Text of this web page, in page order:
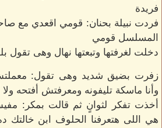
فريدة
فردت نبيلة بحنان: قومي اقعدي مع
المسلسل قومي
دخلت لغرفتها وتبعتها نهال وهى تقول
زفرت بضيق شديد وهى تقول:
وأنا ماسكة تليفونه ومعرفتش أفتحه
أخذت تفكر لثوانٍ ثم قالت بمكر:
هي اللى هتعرفنا الحلوف ابن خالتك